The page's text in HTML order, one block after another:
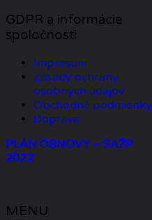
GDPR a informácie
spoločnosti
Impresum
Zásady ochrany
osobných údajov
Obchodné podmienky
Doprava
PLÁN OBNOVY – SAŽP
2022
MENU